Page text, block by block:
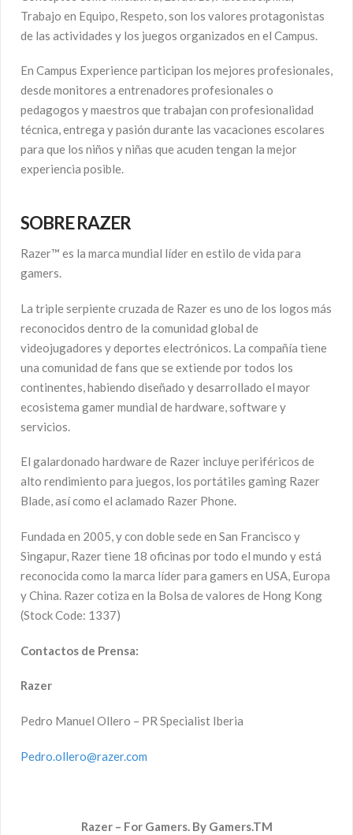
Trabajo en Equipo, Respeto, son los valores protagonistas
de las actividades y los juegos organizados en el Campus.
En Campus Experience participan los mejores profesionales,
desde monitores a entrenadores profesionales o
pedagogos y maestros que trabajan con profesionalidad
técnica, entrega y pasión durante las vacaciones escolares
para que los niños y niñas que acuden tengan la mejor
experiencia posible.
SOBRE RAZER
Razer™ es la marca mundial líder en estilo de vida para
gamers.
La triple serpiente cruzada de Razer es uno de los logos más
reconocidos dentro de la comunidad global de
videojugadores y deportes electrónicos. La compañía tiene
una comunidad de fans que se extiende por todos los
continentes, habiendo diseñado y desarrollado el mayor
ecosistema gamer mundial de hardware, software y
servicios.
El galardonado hardware de Razer incluye periféricos de
alto rendimiento para juegos, los portátiles gaming Razer
Blade, así como el aclamado Razer Phone.
Fundada en 2005, y con doble sede en San Francisco y
Singapur, Razer tiene 18 oficinas por todo el mundo y está
reconocida como la marca líder para gamers en USA, Europa
y China. Razer cotiza en la Bolsa de valores de Hong Kong
(Stock Code: 1337)
Contactos de Prensa:
Razer
Pedro Manuel Ollero – PR Specialist Iberia
Pedro.ollero@razer.com
Razer – For Gamers. By Gamers.TM